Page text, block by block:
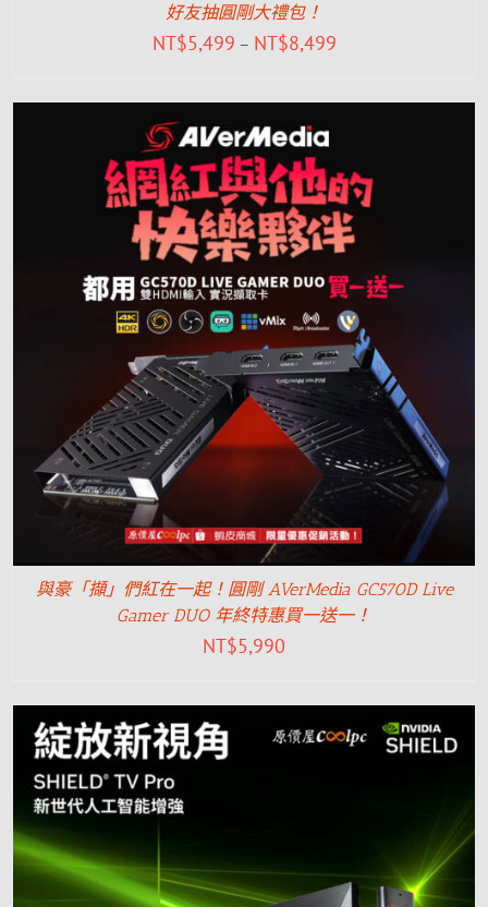
好友抽圓剛大禮包！
NT$5,499 – NT$8,499
與豪「擷」們紅在一起！圓剛 AVerMedia GC570D Live
Gamer DUO 年終特惠買一送一！
NT$5,990